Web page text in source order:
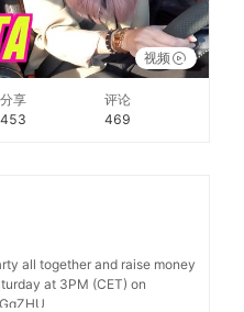
视频
分享
453
评论
469
all together and raise money
at 3PM (CET) on